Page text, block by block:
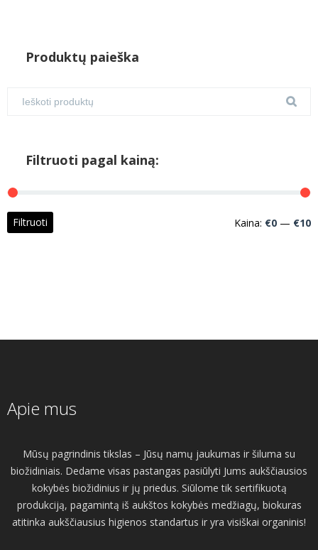
Produktų paieška
Filtruoti pagal kainą:
Filtruoti Kaina: €0 — €10
Apie mus
Mūsų pagrindinis tikslas – Jūsų namų jaukumas ir šiluma su
biožidiniais. Dedame visas pastangas pasiūlyti Jums aukščiausios
kokybės biožidinius ir jų priedus. Siūlome tik sertifikuotą
produkciją, pagamintą iš aukštos kokybės medžiagų, biokuras
atitinka aukščiausius higienos standartus ir yra visiškai organinis!